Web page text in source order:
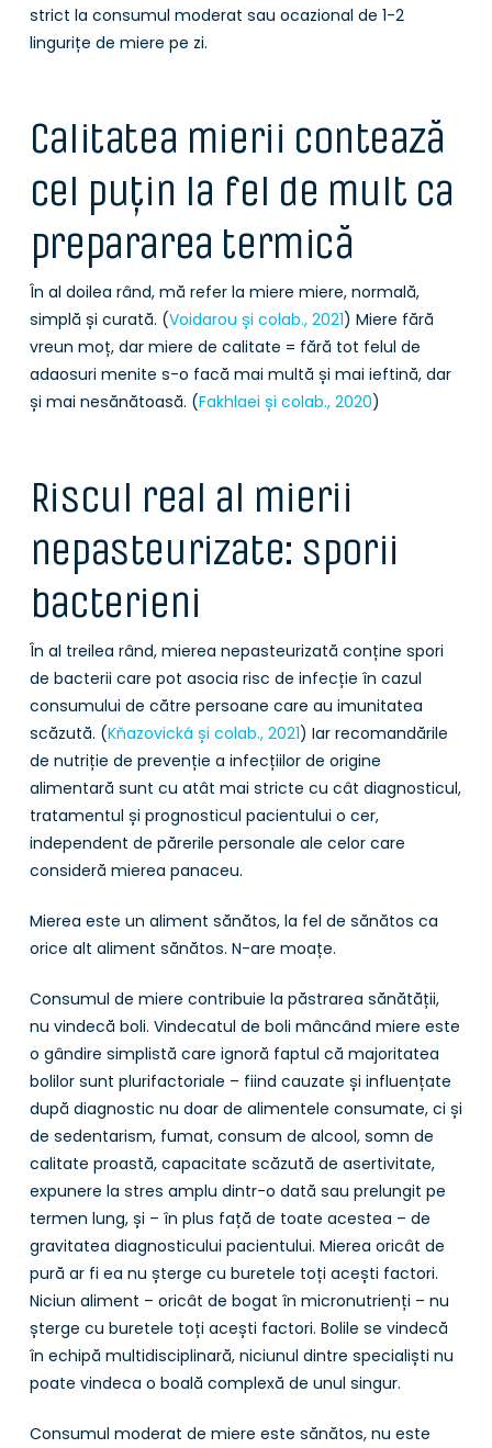
strict la consumul moderat sau ocazional de 1-2
lingurițe de miere pe zi.
Calitatea mierii contează
cel puțin la fel de mult ca
prepararea termică
În al doilea rând, mă refer la miere miere, normală,
simplă și curată. (Voidarou și colab., 2021) Miere fără
vreun moț, dar miere de calitate = fără tot felul de
adaosuri menite s-o facă mai multă și mai ieftină, dar
și mai nesănătoasă. (Fakhlaei și colab., 2020)
Riscul real al mierii
nepasteurizate: sporii
bacterieni
În al treilea rând, mierea nepasteurizată conține spori
de bacterii care pot asocia risc de infecție în cazul
consumului de către persoane care au imunitatea
scăzută. (Kňazovická și colab., 2021) Iar recomandările
de nutriție de prevenție a infecțiilor de origine
alimentară sunt cu atât mai stricte cu cât diagnosticul,
tratamentul și prognosticul pacientului o cer,
independent de părerile personale ale celor care
consideră mierea panaceu.
Mierea este un aliment sănătos, la fel de sănătos ca
orice alt aliment sănătos. N-are moațe.
Consumul de miere contribuie la păstrarea sănătății,
nu vindecă boli. Vindecatul de boli mâncând miere este
o gândire simplistă care ignoră faptul că majoritatea
bolilor sunt plurifactoriale – fiind cauzate și influențate
după diagnostic nu doar de alimentele consumate, ci și
de sedentarism, fumat, consum de alcool, somn de
calitate proastă, capacitate scăzută de asertivitate,
expunere la stres amplu dintr-o dată sau prelungit pe
termen lung, și – în plus față de toate acestea – de
gravitatea diagnosticului pacientului. Mierea oricât de
pură ar fi ea nu șterge cu buretele toți acești factori.
Niciun aliment – oricât de bogat în micronutrienți – nu
șterge cu buretele toți acești factori. Bolile se vindecă
în echipă multidisciplinară, niciunul dintre specialiști nu
poate vindeca o boală complexă de unul singur.
Consumul moderat de miere este sănătos, nu este